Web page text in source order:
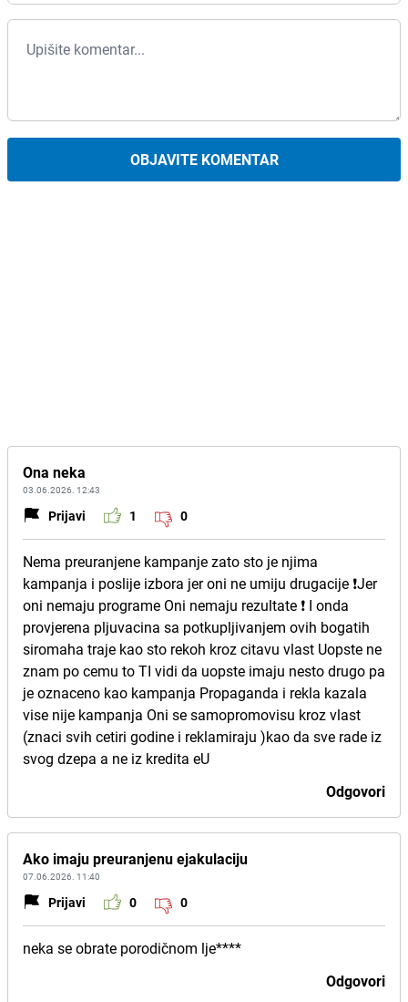
OBJAVITE KOMENTAR
Ona neka
03.06.2026. 12:43
Prijavi 1 0
Nema preuranjene kampanje zato sto je njima
kampanja i poslije izbora jer oni ne umiju drugacije ❗Jer
oni nemaju programe Oni nemaju rezultate ❗ I onda
provjerena pljuvacina sa potkupljivanjem ovih bogatih
siromaha traje kao sto rekoh kroz citavu vlast Uopste ne
znam po cemu to TI vidi da uopste imaju nesto drugo pa
je oznaceno kao kampanja Propaganda i rekla kazala
vise nije kampanja Oni se samopromovisu kroz vlast
(znaci svih cetiri godine i reklamiraju )kao da sve rade iz
svog dzepa a ne iz kredita eU
Odgovori
Ako imaju preuranjenu ejakulaciju
07.06.2026. 11:40
Prijavi 0 0
neka se obrate porodičnom lje****
Odgovori